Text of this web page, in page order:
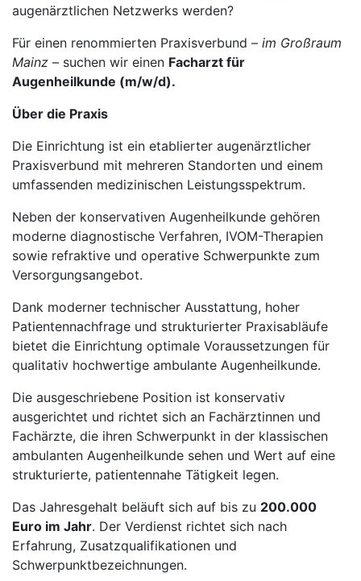
augenärztlichen Netzwerks werden?
Für einen renommierten Praxisverbund – im Großraum
Mainz – suchen wir einen Facharzt für
Augenheilkunde (m/w/d).
Über die Praxis
Die Einrichtung ist ein etablierter augenärztlicher
Praxisverbund mit mehreren Standorten und einem
umfassenden medizinischen Leistungsspektrum.
Neben der konservativen Augenheilkunde gehören
moderne diagnostische Verfahren, IVOM-Therapien
sowie refraktive und operative Schwerpunkte zum
Versorgungsangebot.
Dank moderner technischer Ausstattung, hoher
Patientennachfrage und strukturierter Praxisabläufe
bietet die Einrichtung optimale Voraussetzungen für
qualitativ hochwertige ambulante Augenheilkunde.
Die ausgeschriebene Position ist konservativ
ausgerichtet und richtet sich an Fachärztinnen und
Fachärzte, die ihren Schwerpunkt in der klassischen
ambulanten Augenheilkunde sehen und Wert auf eine
strukturierte, patientennahe Tätigkeit legen.
Das Jahresgehalt beläuft sich auf bis zu 200.000
Euro im Jahr. Der Verdienst richtet sich nach
Erfahrung, Zusatzqualifikationen und
Schwerpunktbezeichnungen.